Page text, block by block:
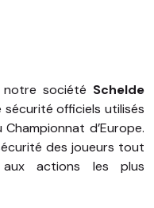
notre société Schelde
sécurité officiels utilisés
d’Europe.
des joueurs tout
actions les plus